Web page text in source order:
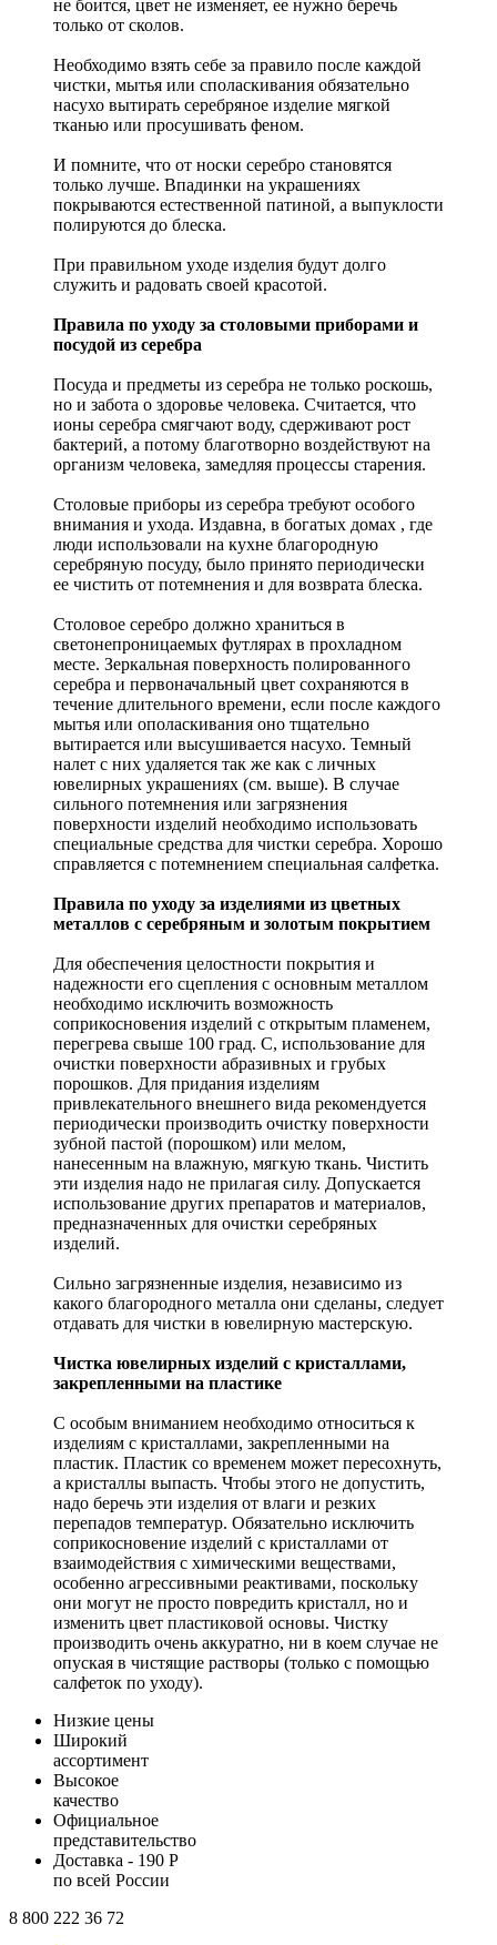
не боится, цвет не изменяет, ее нужно беречь
только от сколов.
Необходимо взять себе за правило после каждой
чистки, мытья или споласкивания обязательно
насухо вытирать серебряное изделие мягкой
тканью или просушивать феном.
И помните, что от носки серебро становятся
только лучше. Впадинки на украшениях
покрываются естественной патиной, а выпуклости
полируются до блеска.
При правильном уходе изделия будут долго
служить и радовать своей красотой.
Правила по уходу за столовыми приборами и
посудой из серебра
Посуда и предметы из серебра не только роскошь,
но и забота о здоровье человека. Считается, что
ионы серебра смягчают воду, сдерживают рост
бактерий, а потому благотворно воздействуют на
организм человека, замедляя процессы старения.
Столовые приборы из серебра требуют особого
внимания и ухода. Издавна, в богатых домах , где
люди использовали на кухне благородную
серебряную посуду, было принято периодически
ее чистить от потемнения и для возврата блеска.
Столовое серебро должно храниться в
светонепроницаемых футлярах в прохладном
месте. Зеркальная поверхность полированного
серебра и первоначальный цвет сохраняются в
течение длительного времени, если после каждого
мытья или ополаскивания оно тщательно
вытирается или высушивается насухо. Темный
налет с них удаляется так же как с личных
ювелирных украшениях (см. выше). В случае
сильного потемнения или загрязнения
поверхности изделий необходимо использовать
специальные средства для чистки серебра. Хорошо
справляется с потемнением специальная салфетка.
Правила по уходу за изделиями из цветных
металлов с серебряным и золотым покрытием
Для обеспечения целостности покрытия и
надежности его сцепления с основным металлом
необходимо исключить возможность
соприкосновения изделий с открытым пламенем,
перегрева свыше 100 град. С, использование для
очистки поверхности абразивных и грубых
порошков. Для придания изделиям
привлекательного внешнего вида рекомендуется
периодически производить очистку поверхности
зубной пастой (порошком) или мелом,
нанесенным на влажную, мягкую ткань. Чистить
эти изделия надо не прилагая силу. Допускается
использование других препаратов и материалов,
предназначенных для очистки серебряных
изделий.
Сильно загрязненные изделия, независимо из
какого благородного металла они сделаны, следует
отдавать для чистки в ювелирную мастерскую.
Чистка ювелирных изделий с кристаллами,
закрепленными на пластике
С особым вниманием необходимо относиться к
изделиям с кристаллами, закрепленными на
пластик. Пластик со временем может пересохнуть,
а кристаллы выпасть. Чтобы этого не допустить,
надо беречь эти изделия от влаги и резких
перепадов температур. Обязательно исключить
соприкосновение изделий с кристаллами от
взаимодействия с химическими веществами,
особенно агрессивными реактивами, поскольку
они могут не просто повредить кристалл, но и
изменить цвет пластиковой основы. Чистку
производить очень аккуратно, ни в коем случае не
опуская в чистящие растворы (только с помощью
салфеток по уходу).
Низкие цены
Широкий
ассортимент
Высокое
качество
Официальное
представительство
Доставка - 190 Р
по всей России
8 800 222 36 72